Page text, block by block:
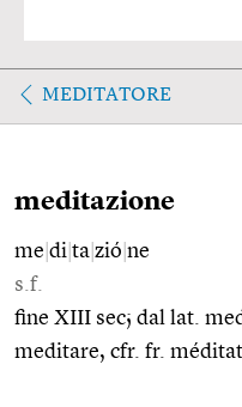
MEDITATORE
meditazione
me di ta zió ne
s.f.
fine XIII sec; dal lat.
meditare, cfr. fr.